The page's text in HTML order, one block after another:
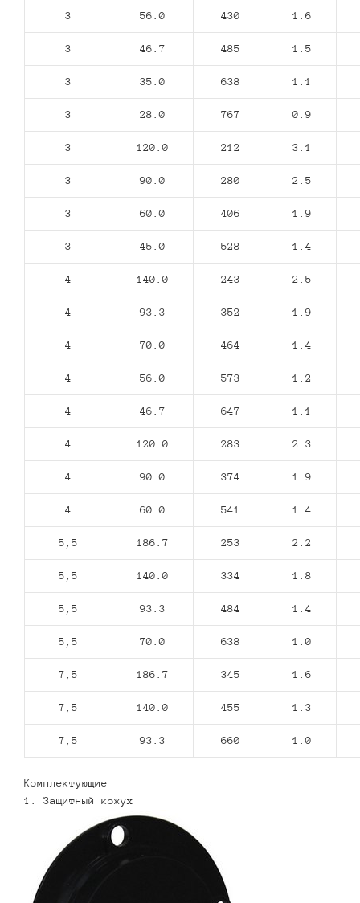
3 56.0 430 1.6
3 46.7 485 1.5
3 35.0 638 1.1
3 28.0 767 0.9
3 120.0 212 3.1
3 90.0 280 2.5
3 60.0 406 1.9
3 45.0 528 1.4
4 140.0 243 2.5
4 93.3 352 1.9
4 70.0 464 1.4
4 56.0 573 1.2
4 46.7 647 1.1
4 120.0 283 2.3
4 90.0 374 1.9
4 60.0 541 1.4
5,5 186.7 253 2.2
5,5 140.0 334 1.8
5,5 93.3 484 1.4
5,5 70.0 638 1.0
7,5 186.7 345 1.6
7,5 140.0 455 1.3
7,5 93.3 660 1.0
Комплектующие
1. Защитный кожух